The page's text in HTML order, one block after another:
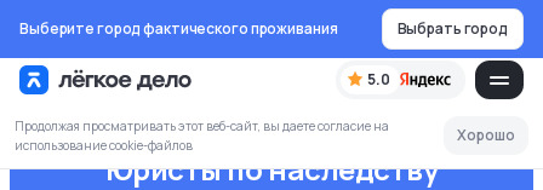
Выберите город фактического проживания Выбрать город
5.0
Продолжая просматривать этот веб-сайт, вы даете согласие на
использование cookie-файлов
Хорошо
Юристы по наследству